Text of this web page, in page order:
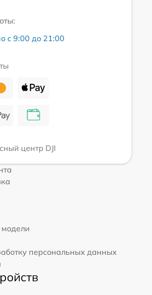
с 9:00 до 21:00
центр DJI
персональных данных